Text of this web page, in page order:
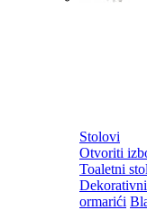
Stolovi
Otvoriti
Toaletni
ormarići